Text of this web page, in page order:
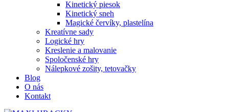
Kinetický piesok
Kinetický sneh
Magické červíky, plastelína
Kreatívne sady
Logické hry
Kreslenie a malovanie
Spoločenské hry
Nálepkové zošity, tetovačky
Blog
O nás
Kontakt